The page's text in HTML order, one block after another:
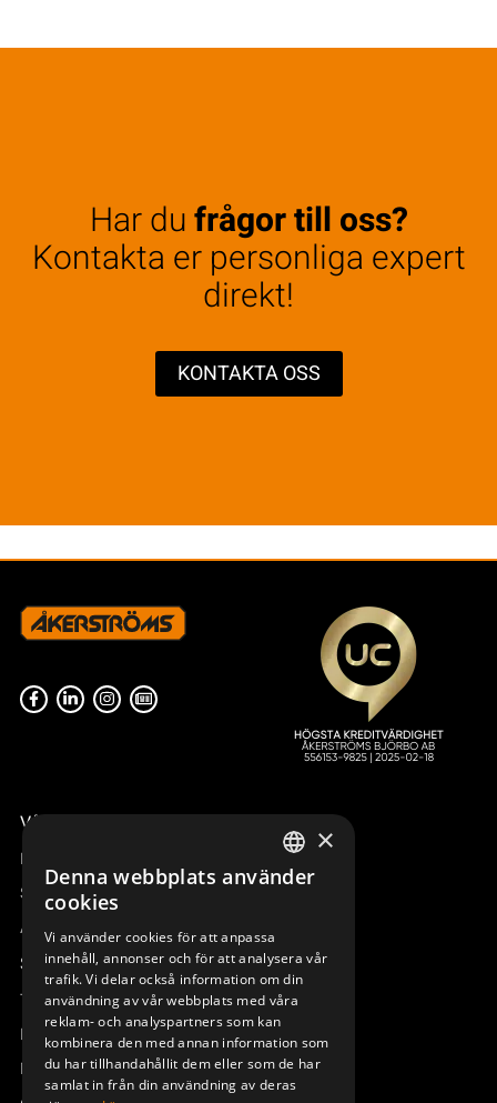
Har dufrågor till oss?
Kontakta er personliga expert
direkt!
KONTAKTA OSS
Våra radiostyrningar – översikt
Remotus
Sesam
Access_Ctrl
Support
Teknisk support
Boka service
Manualer och videoinstruktioner
SWEDISH
DEUTSCH
×
Denna webbplats använder
cookies
Vi använder cookies för att anpassa
innehåll, annonser och för att analysera vår
trafik. Vi delar också information om din
användning av vår webbplats med våra
reklam- och analyspartners som kan
kombinera den med annan information som
du har tillhandahållit dem eller som de har
samlat in från din användning av deras